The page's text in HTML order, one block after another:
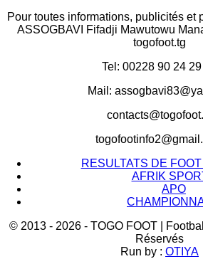
Pour toutes informations, publicités et
ASSOGBAVI Fifadji Mawutowu
togofoot.tg
Tel: 00228 90 24
Mail:
RESULTATS DE
AFRIK
APO
© 2013 - 2026 - TOGO FOOT |
Réservés
Run by : OTIYA